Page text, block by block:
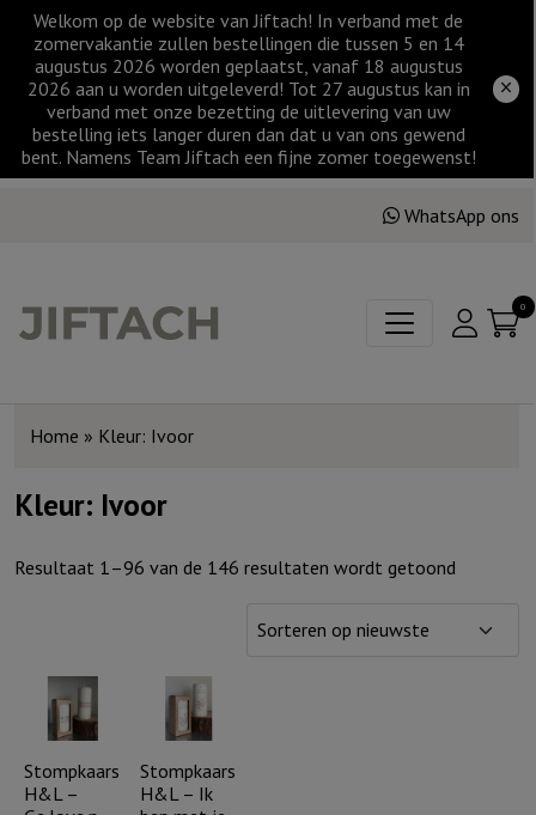
Welkom op de website van Jiftach! In verband met de
zomervakantie zullen bestellingen die tussen 5 en 14
augustus 2026 worden geplaatst, vanaf 18 augustus
2026 aan u worden uitgeleverd! Tot 27 augustus kan in
verband met onze bezetting de uitlevering van uw
bestelling iets langer duren dan dat u van ons gewend
bent. Namens Team Jiftach een fijne zomer toegewenst!
WhatsApp ons
0
Home » Kleur: Ivoor
Kleur: Ivoor
Resultaat 1–96 van de 146 resultaten wordt getoond
nieuwste
Stompkaars
H&L –
Stompkaars
H&L – Ik